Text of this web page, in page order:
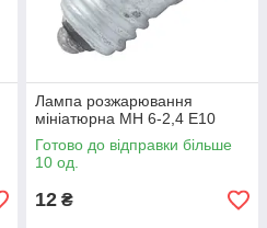
Лампа розжарювання
мініатюрна МН 6-2,4 Е10
Готово до відправки більше
10 од.
12 ₴